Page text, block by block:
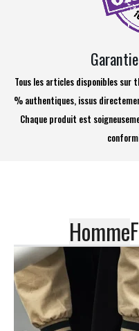
Tous les articles disponibles sur
% authentiques, issus
Chaque produit est
Homme